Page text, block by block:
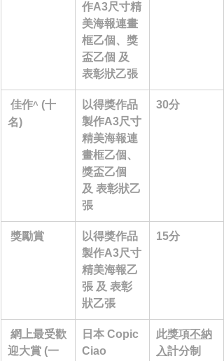
作A3尺寸精
美海報連畫
框乙個、獎
盃乙個 及
表彰狀乙張
佳作^ (十
名)
以得獎作品
製作A3尺寸
精美海報連
畫框乙個、
獎盃乙個
及 表彰狀乙
張
30分
獎勵賞
以得獎作品
製作A3尺寸
精美海報乙
張 及 表彰
狀乙張
15分
網上最受歡
迎大賞 (一
日本 Copic
Ciao
此獎項不納
入計分制